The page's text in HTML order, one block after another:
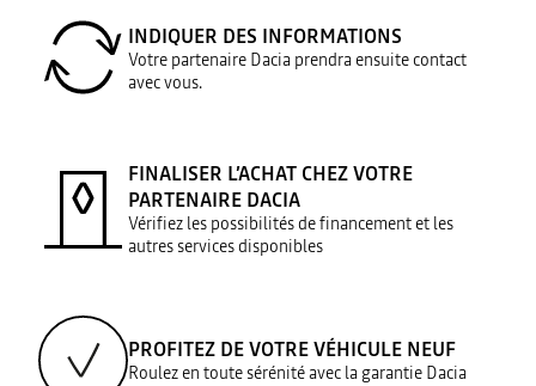
INDIQUER DES INFORMATIONS
Votre partenaire Dacia prendra ensuite contact
avec vous.
FINALISER L’ACHAT CHEZ VOTRE
PARTENAIRE DACIA
Vérifiez les possibilités de financement et les
autres services disponibles
PROFITEZ DE VOTRE VÉHICULE NEUF
Roulez en toute sérénité avec la garantie Dacia